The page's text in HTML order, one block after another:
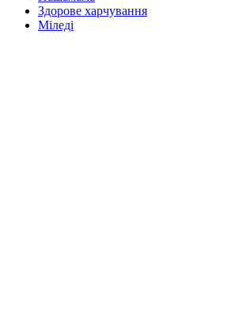
Здорове харчування
Міледі